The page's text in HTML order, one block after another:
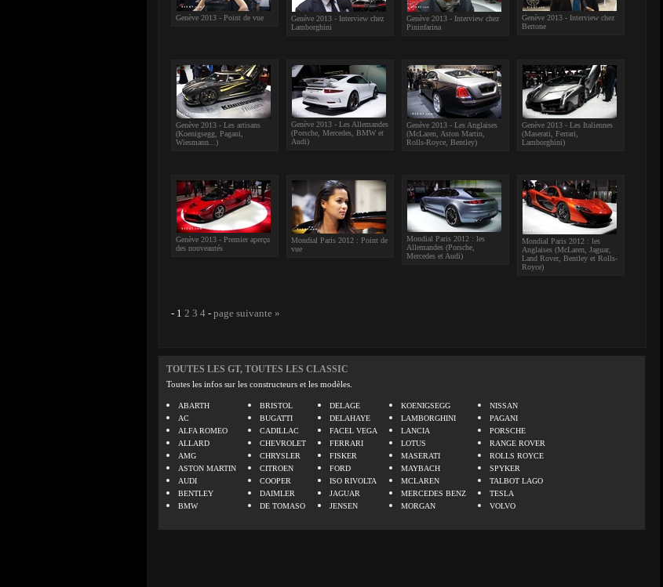
Genève 2013 - Point de vue
Genève 2013 - Interview chez
Lamborghini
Genève 2013 - Interview chez
Pininfarina
Genève 2013 - Interview chez
Bertone
Genève 2013 - Les artisans
(Koenigsegg, Pagani,
Wiesmann...)
Genève 2013 - Les Allemandes
(Porsche, Mercedes, BMW et
Audi)
Genève 2013 - Les Anglaises
(McLaren, Aston Martin,
Rolls-Royce, Bentley)
Genève 2013 - Les Italiennes
(Maserati, Ferrari,
Lamborghini)
Genève 2013 - Premier aperçu
des nouveautés
Mondial Paris 2012 : Point de
vue
Mondial Paris 2012 : les
Allemandes (Porsche,
Mercedes et Audi)
Mondial Paris 2012 : les
Anglaises (McLaren, Jaguar,
Land Rover, Bentley et Rolls-
Royce)
- 1 2 3 4 - page suivante »
TOUTES LES GT, TOUTES LES CLASSIC
Toutes les infos sur les constructeurs et les modèles.
ABARTH
AC
ALFA ROMEO
ALLARD
AMG
ASTON MARTIN
AUDI
BENTLEY
BMW
BRISTOL
BUGATTI
CADILLAC
CHEVROLET
CHRYSLER
CITROEN
COOPER
DAIMLER
DE TOMASO
DELAGE
DELAHAYE
FACEL VEGA
FERRARI
FISKER
FORD
ISO RIVOLTA
JAGUAR
JENSEN
KOENIGSEGG
LAMBORGHINI
LANCIA
LOTUS
MASERATI
MAYBACH
MCLAREN
MERCEDES BENZ
MORGAN
NISSAN
PAGANI
PORSCHE
RANGE ROVER
ROLLS ROYCE
SPYKER
TALBOT LAGO
TESLA
VOLVO